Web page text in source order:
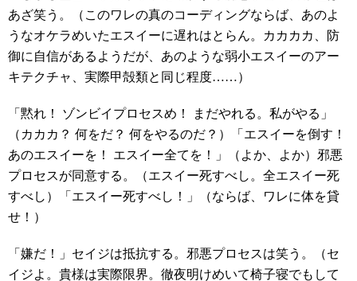
あざ笑う。（このワレの真のコーディングならば、あのよ
うなオケラめいたエスイーに遅れはとらん。カカカカ、防
御に自信があるようだが、あのような弱小エスイーのアー
キテクチャ、実際甲殻類と同じ程度……）
「黙れ！ ゾンビイプロセスめ！ まだやれる。私がやる」
（カカカ？ 何をだ？ 何をやるのだ？）「エスイーを倒す！
あのエスイーを！ エスイー全てを！」（よか、よか）邪悪
プロセスが同意する。（エスイー死すべし。全エスイー死
すべし）「エスイー死すべし！」（ならば、ワレに体を貸
せ！）
「嫌だ！」セイジは抵抗する。邪悪プロセスは笑う。（セ
イジよ。貴様は実際限界。徹夜明けめいて椅子寝でもして